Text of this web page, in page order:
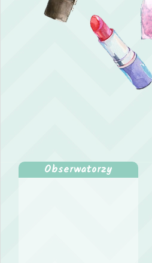
Obserwatorzy